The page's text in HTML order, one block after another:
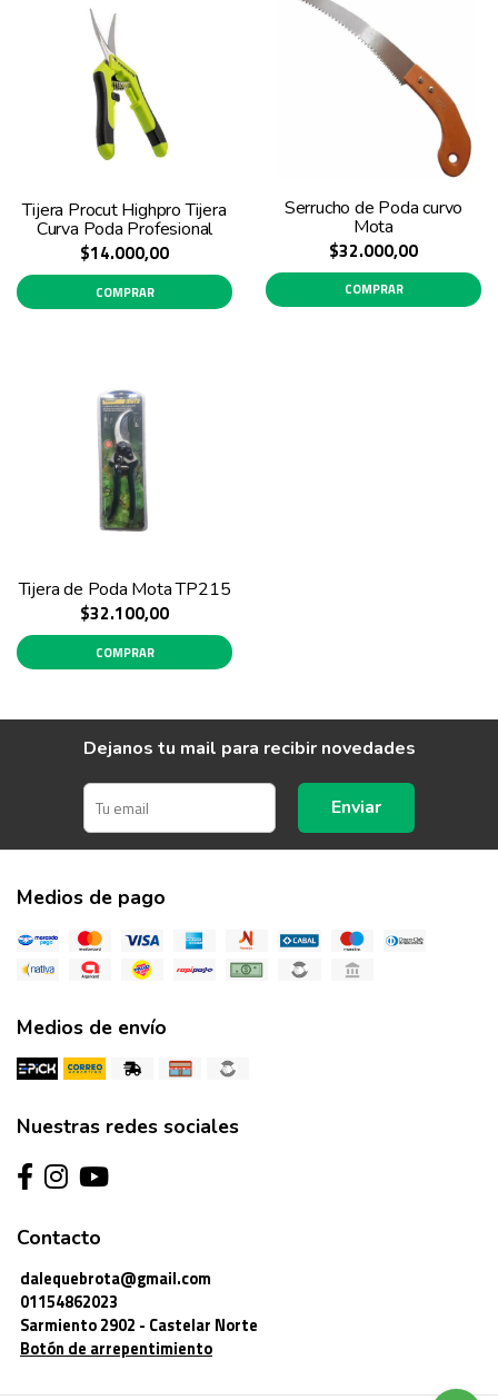
Tijera Procut Highpro Tijera
Curva Poda Profesional
$14.000,00
COMPRAR
Serrucho de Poda curvo
Mota
$32.000,00
COMPRAR
Tijera de Poda Mota TP215
$32.100,00
COMPRAR
Dejanos tu mail para recibir novedades
Enviar
Medios de pago
Medios de envío
Nuestras redes sociales
Contacto
dalequebrota@gmail.com
01154862023
Sarmiento 2902 - Castelar Norte
Botón de arrepentimiento